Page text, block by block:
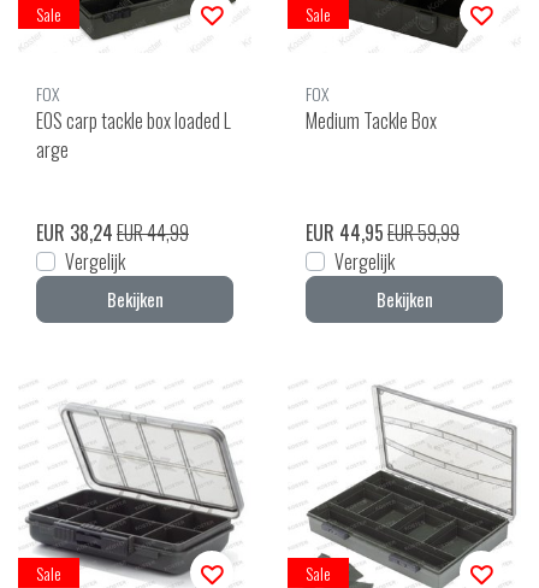
Sale
FOX
EOS carp tackle box loaded L
arge
EUR 38,24EUR 44,99
Vergelijk
Bekijken
Sale
FOX
Medium Tackle Box
EUR 44,95EUR 59,99
Vergelijk
Bekijken
Sale Sale